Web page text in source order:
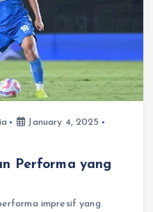
January 4, 2025
Performa yang
impresif yang